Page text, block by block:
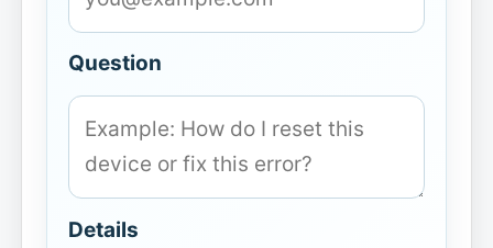
Question
Details